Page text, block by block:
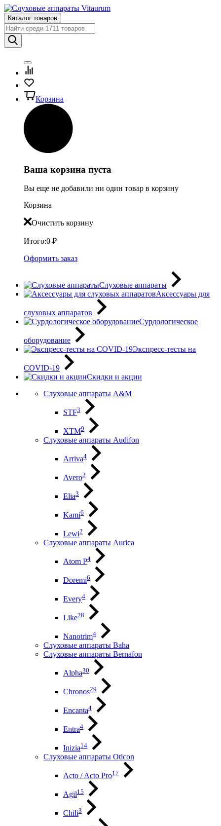
Каталог товаров
Корзина
Ваша корзина пуста
Вы еще не добавили ни один товар в корзину
Корзина
Очистить корзину
Итого:0 ₽
Оформить заказ
Слуховые аппараты
Аксессуары для
слуховых аппаратов
Сурдологическое
оборудование
Экспресс-тесты на
COVID-19
Скидки и акции
Слуховые аппараты A&M
STF3
XTM9
Слуховые аппараты Audifon
Arriva4
Avero2
Elia3
Kami6
Lewi2
Слуховые аппараты Aurica
Atom P4
Doremi6
Every4
Like28
Nanotrim4
Слуховые аппараты Baha
Слуховые аппараты Bernafon
Alpha30
Chronos29
Encanta4
Entra4
Inizia14
Слуховые аппараты Oticon
Acto / Acto Pro17
Agil15
Chili3